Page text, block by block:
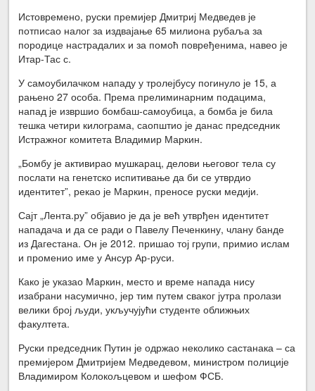
Истовремено, руски премијер Дмитриј Медведев је
потписао налог за издвајање 65 милиона рубаља за
породице настрадалих и за помоћ повређенима, навео је
Итар-Тас с.
У самоубилачком нападу у тролејбусу погинуло је 15, а
рањено 27 особа. Према прелиминарним подацима,
напад је извршио бомбаш-самоубица, а бомба је била
тешка четири килограма, саопштио је данас председник
Истражног комитета Владимир Маркин.
„Бомбу је активирао мушкарац, делови његовог тела су
послати на генетско испитивање да би се утврдио
идентитет”, рекао је Маркин, преносе руски медији.
Сајт „Лента.ру” објавио је да је већ утврђен идентитет
нападача и да се ради о Павелу Печенкину, члану банде
из Дагестана. Он је 2012. пришао тој групи, примио ислам
и променио име у Ансур Ар-руси.
Како је указао Маркин, место и време напада нису
изабрани насумично, јер тим путем сваког јутра пролази
велики број људи, укључујући студенте оближњих
факултета.
Руски председник Путин је одржао неколико састанака – са
премијером Дмитријем Медведевом, министром полиције
Владимиром Колокољцевом и шефом ФСБ.